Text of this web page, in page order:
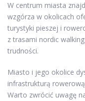
W centrum miasta
wzgórza w okolicach
turystyki pieszej i
z trasami nordic
trudności.
Miasto i jego okolice
infrastrukturą
Warto zwrócić uwagę